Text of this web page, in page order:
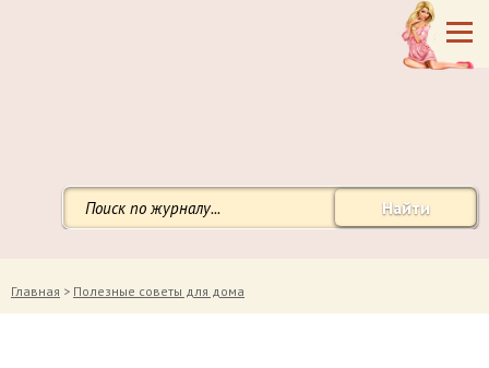
Найти
Главная > Полезные советы для дома